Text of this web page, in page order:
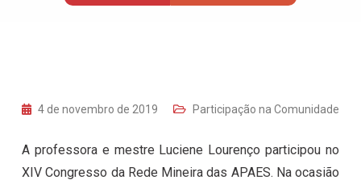
4 de novembro de 2019 Participação na Comunidade
A professora e mestre Luciene Lourenço participou no
XIV Congresso da Rede Mineira das APAES. Na ocasião